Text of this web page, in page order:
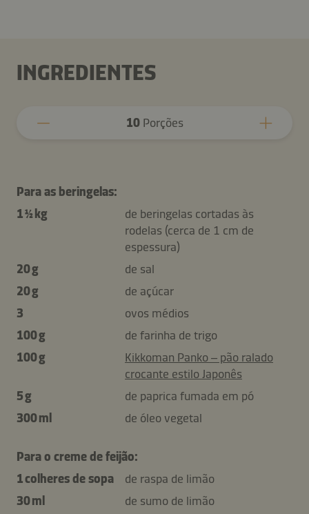
INGREDIENTES
10Porções
Para as beringelas:
1 ½ kg
de beringelas cortadas às
rodelas (cerca de 1 cm de
espessura)
20 g
de sal
20 g
de açúcar
3
ovos médios
100 g
de farinha de trigo
100 g
Kikkoman Panko – pão ralado
crocante estilo Japonês
5 g
de paprica fumada em pó
300 ml
de óleo vegetal
Para o creme de feijão:
1 colheres de sopa
de raspa de limão
30 ml
de sumo de limão